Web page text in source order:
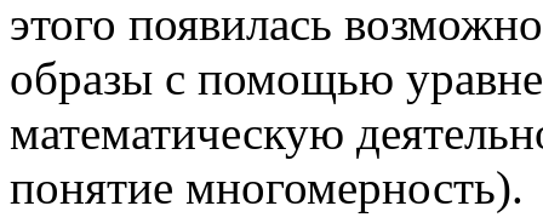
этого появилась
образы с помощью
математическую
понятие многомерность).